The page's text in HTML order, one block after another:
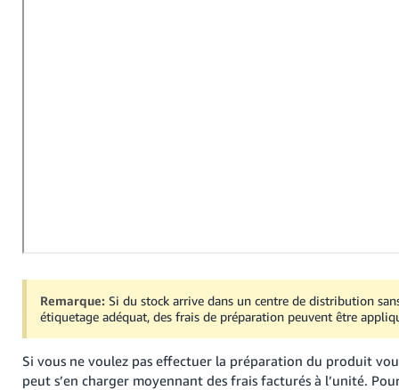
Remarque:Si du stock arrive dans un centre de distribution
étiquetage adéquat, des frais de préparation peuvent être
Si vous ne voulez pas effectuer la préparation du produit
peut s’en charger moyennant des frais facturés à l’unité.